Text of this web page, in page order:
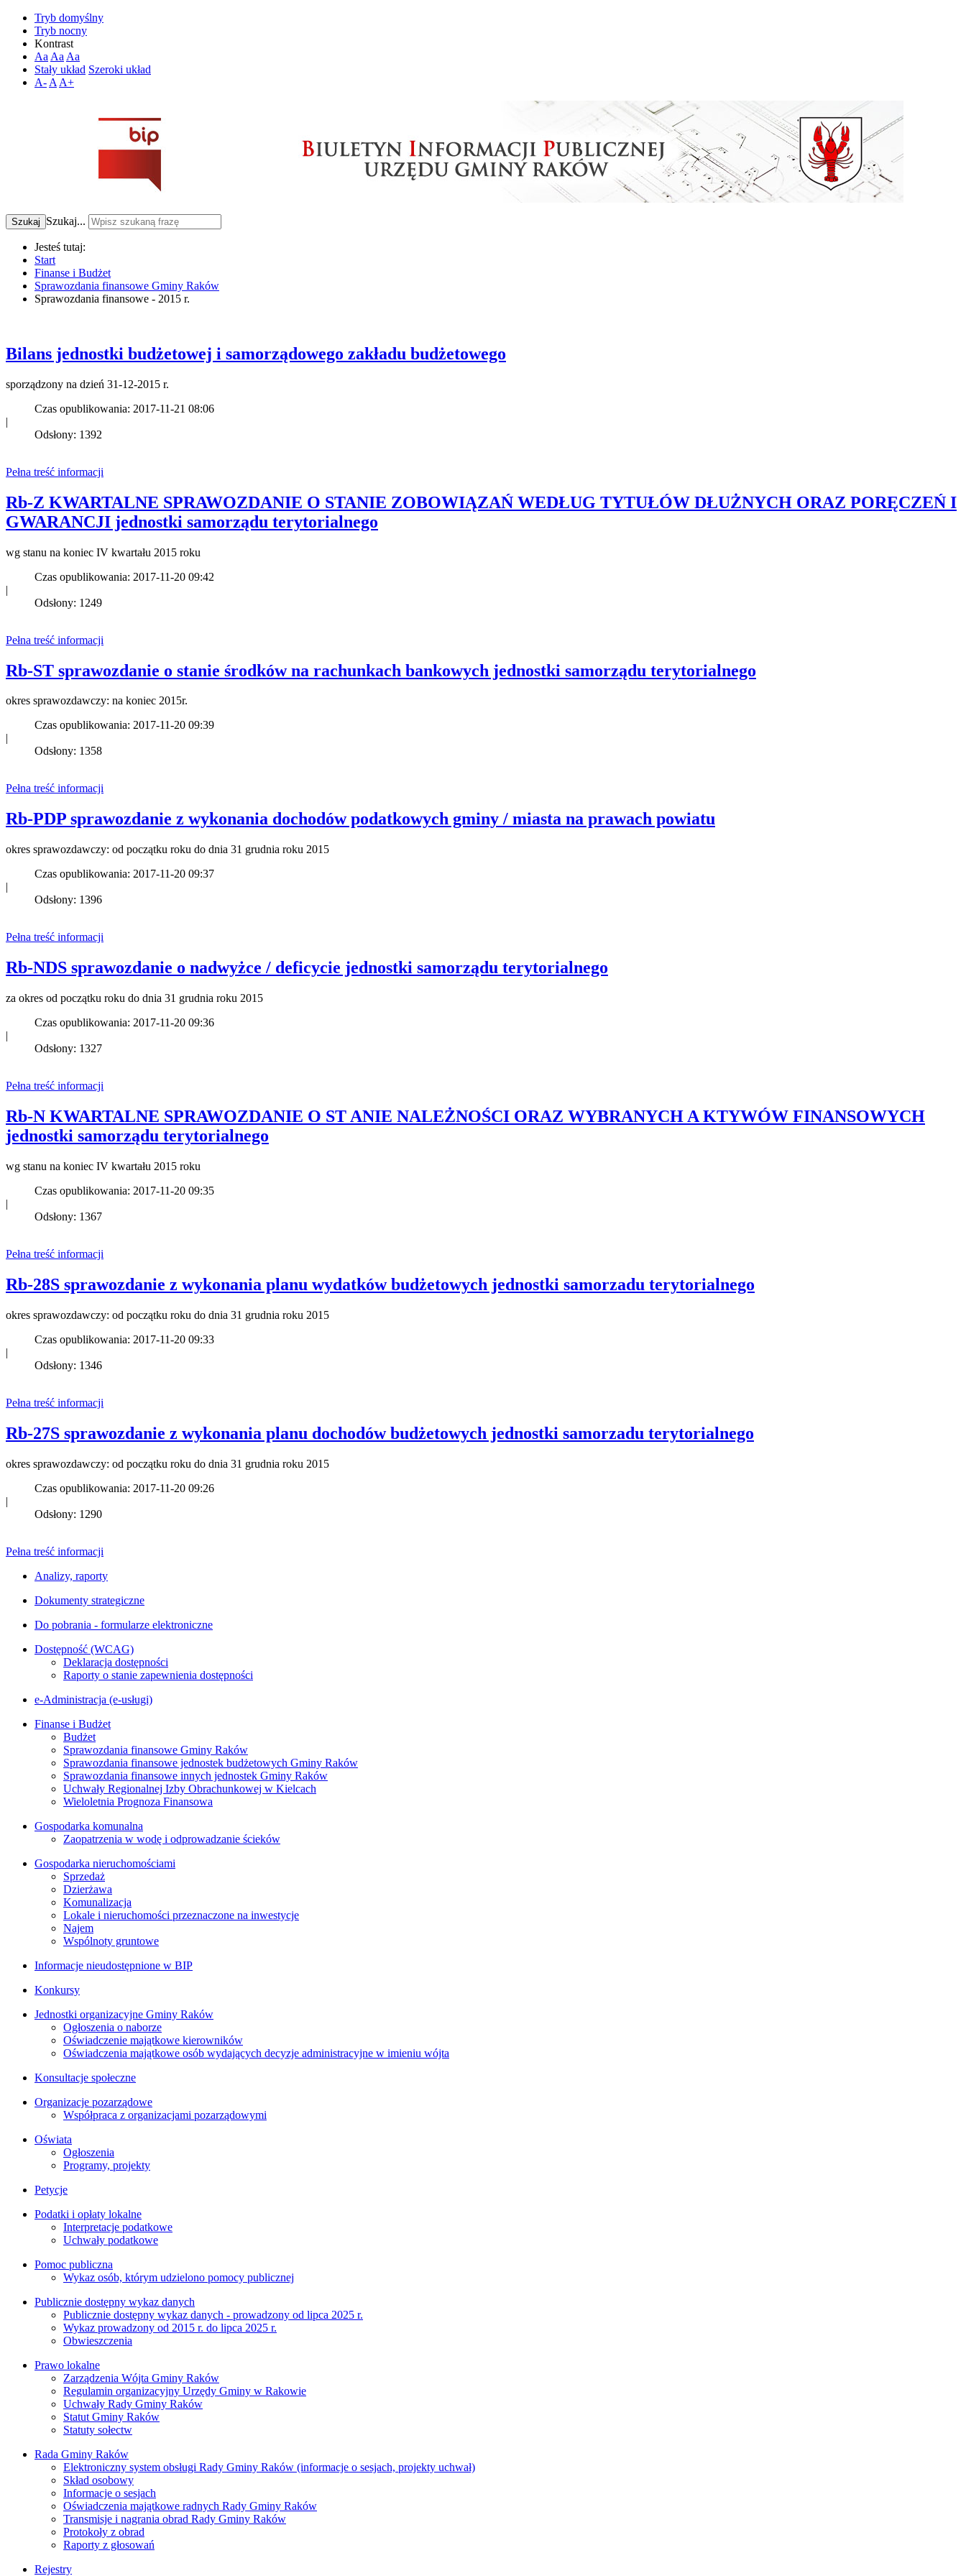
Tryb domyślny
Tryb nocny
Kontrast
Aa Aa Aa
Stały układ Szeroki układ
A- A A+
Szukaj Szukaj...
Jesteś tutaj:
Start
Finanse i Budżet
Sprawozdania finansowe Gminy Raków
Sprawozdania finansowe - 2015 r.
Bilans jednostki budżetowej i samorządowego zakładu budżetowego
sporządzony na dzień 31-12-2015 r.
Czas opublikowania: 2017-11-21 08:06
|
Odsłony: 1392
Pełna treść informacji
Rb-Z KWARTALNE SPRAWOZDANIE O STANIE ZOBOWIĄZAŃ WEDŁUG TYTUŁÓW DŁUŻNYCH ORAZ PORĘCZEŃ I
GWARANCJI jednostki samorządu terytorialnego
wg stanu na koniec IV kwartału 2015 roku
Czas opublikowania: 2017-11-20 09:42
|
Odsłony: 1249
Pełna treść informacji
Rb-ST sprawozdanie o stanie środków na rachunkach bankowych jednostki samorządu terytorialnego
okres sprawozdawczy: na koniec 2015r.
Czas opublikowania: 2017-11-20 09:39
|
Odsłony: 1358
Pełna treść informacji
Rb-PDP sprawozdanie z wykonania dochodów podatkowych gminy / miasta na prawach powiatu
okres sprawozdawczy: od początku roku do dnia 31 grudnia roku 2015
Czas opublikowania: 2017-11-20 09:37
|
Odsłony: 1396
Pełna treść informacji
Rb-NDS sprawozdanie o nadwyżce / deficycie jednostki samorządu terytorialnego
za okres od początku roku do dnia 31 grudnia roku 2015
Czas opublikowania: 2017-11-20 09:36
|
Odsłony: 1327
Pełna treść informacji
Rb-N KWARTALNE SPRAWOZDANIE O ST ANIE NALEŻNOŚCI ORAZ WYBRANYCH A KTYWÓW FINANSOWYCH
jednostki samorządu terytorialnego
wg stanu na koniec IV kwartału 2015 roku
Czas opublikowania: 2017-11-20 09:35
|
Odsłony: 1367
Pełna treść informacji
Rb-28S sprawozdanie z wykonania planu wydatków budżetowych jednostki samorzadu terytorialnego
okres sprawozdawczy: od początku roku do dnia 31 grudnia roku 2015
Czas opublikowania: 2017-11-20 09:33
|
Odsłony: 1346
Pełna treść informacji
Rb-27S sprawozdanie z wykonania planu dochodów budżetowych jednostki samorzadu terytorialnego
okres sprawozdawczy: od początku roku do dnia 31 grudnia roku 2015
Czas opublikowania: 2017-11-20 09:26
|
Odsłony: 1290
Pełna treść informacji
Analizy, raporty
Dokumenty strategiczne
Do pobrania - formularze elektroniczne
Dostępność (WCAG)
Deklaracja dostępności
Raporty o stanie zapewnienia dostępności
e-Administracja (e-usługi)
Finanse i Budżet
Budżet
Sprawozdania finansowe Gminy Raków
Sprawozdania finansowe jednostek budżetowych Gminy Raków
Sprawozdania finansowe innych jednostek Gminy Raków
Uchwały Regionalnej Izby Obrachunkowej w Kielcach
Wieloletnia Prognoza Finansowa
Gospodarka komunalna
Zaopatrzenia w wodę i odprowadzanie ścieków
Gospodarka nieruchomościami
Sprzedaż
Dzierżawa
Komunalizacja
Lokale i nieruchomości przeznaczone na inwestycje
Najem
Wspólnoty gruntowe
Informacje nieudostępnione w BIP
Konkursy
Jednostki organizacyjne Gminy Raków
Ogłoszenia o naborze
Oświadczenie majątkowe kierowników
Oświadczenia majątkowe osób wydających decyzje administracyjne w imieniu wójta
Konsultacje społeczne
Organizacje pozarządowe
Współpraca z organizacjami pozarządowymi
Oświata
Ogłoszenia
Programy, projekty
Petycje
Podatki i opłaty lokalne
Interpretacje podatkowe
Uchwały podatkowe
Pomoc publiczna
Wykaz osób, którym udzielono pomocy publicznej
Publicznie dostępny wykaz danych
Publicznie dostępny wykaz danych - prowadzony od lipca 2025 r.
Wykaz prowadzony od 2015 r. do lipca 2025 r.
Obwieszczenia
Prawo lokalne
Zarządzenia Wójta Gminy Raków
Regulamin organizacyjny Urzędy Gminy w Rakowie
Uchwały Rady Gminy Raków
Statut Gminy Raków
Statuty sołectw
Rada Gminy Raków
Elektroniczny system obsługi Rady Gminy Raków (informacje o sesjach, projekty uchwał)
Skład osobowy
Informacje o sesjach
Oświadczenia majątkowe radnych Rady Gminy Raków
Transmisje i nagrania obrad Rady Gminy Raków
Protokoły z obrad
Raporty z głosowań
Rejestry